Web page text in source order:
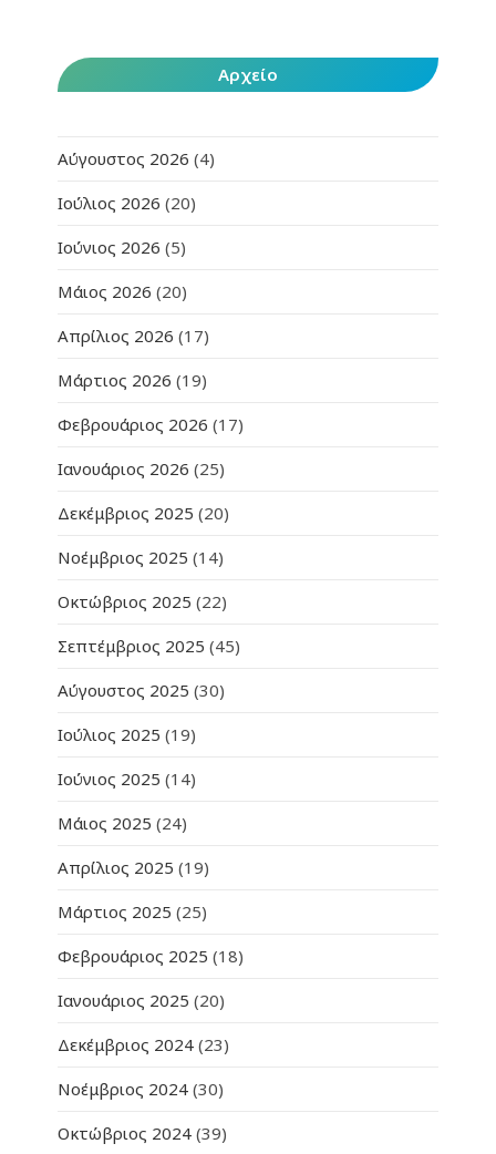
Αρχείο
Αύγουστος 2026 (4)
Ιούλιος 2026 (20)
Ιούνιος 2026 (5)
Μάιος 2026 (20)
Απρίλιος 2026 (17)
Μάρτιος 2026 (19)
Φεβρουάριος 2026 (17)
Ιανουάριος 2026 (25)
Δεκέμβριος 2025 (20)
Νοέμβριος 2025 (14)
Οκτώβριος 2025 (22)
Σεπτέμβριος 2025 (45)
Αύγουστος 2025 (30)
Ιούλιος 2025 (19)
Ιούνιος 2025 (14)
Μάιος 2025 (24)
Απρίλιος 2025 (19)
Μάρτιος 2025 (25)
Φεβρουάριος 2025 (18)
Ιανουάριος 2025 (20)
Δεκέμβριος 2024 (23)
Νοέμβριος 2024 (30)
Οκτώβριος 2024 (39)